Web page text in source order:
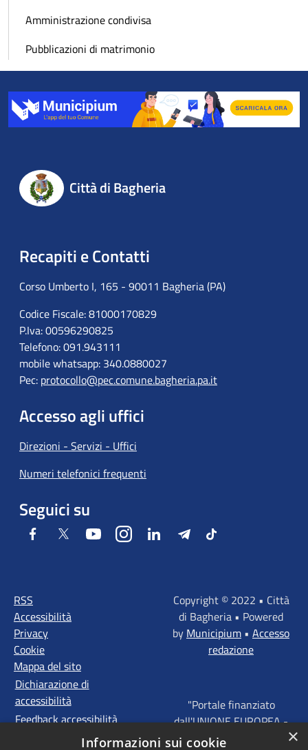
Amministrazione condivisa
Pubblicazioni di matrimonio
Città di Bagheria
Recapiti e Contatti
Corso Umberto I, 165 - 90011 Bagheria (PA)
Codice Fiscale: 81000170829
P.Iva: 00596290825
Telefono: 091.943111
mobile whatsapp: 340.0880027
Pec: protocollo@pec.comune.bagheria.pa.it
Accesso agli uffici
Direzioni - Servizi - Uffici
Numeri telefonici frequenti
Seguici su
Facebook Twitter YoutubeInstagramLinkedIn TelegramTiktok
RSS
Accessibilità
Privacy
Cookie
Mappa del sito
Dichiarazione di
accessibilità
Feedback accessibilità
Copyright © 2022 • Città
di Bagheria • Powered
by Municipium • Accesso
redazione
"Portale finanziato
dall'UNIONE EUROPEA -
FONDI STRUTTURALI
×
Informazioni sui cookie